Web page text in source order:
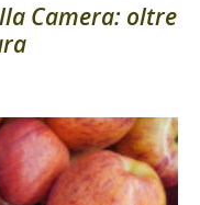
Camera: oltre